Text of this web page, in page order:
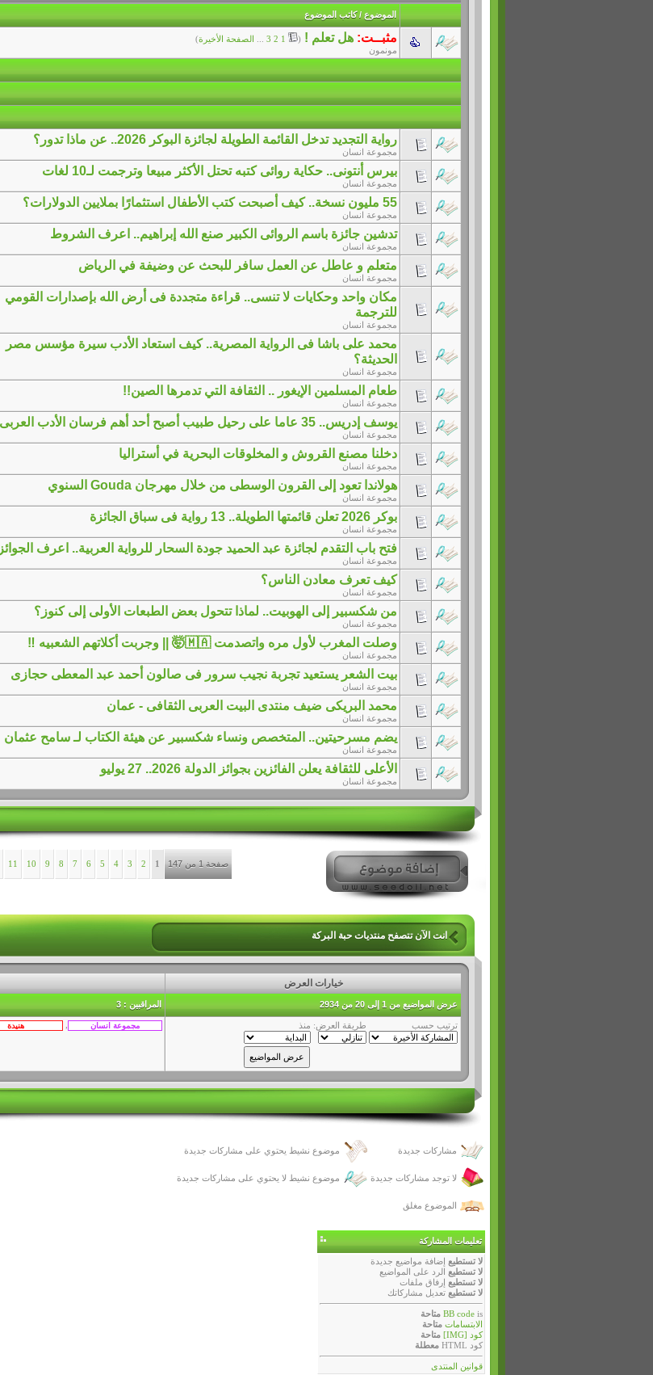
الموضوع /كاتب الموضوع
مثبــت: هل تعلم ! (
1
2
3 الصفحة الأخيرة)
مونمون
رواية التجديد تدخل القائمة الطويلة لجائزة البوكر 2026.. عن ماذا تدور؟
مجموعة انسان
بيرس أنتونى.. حكاية روائى كتبه تحتل الأكثر مبيعا وترجمت لـ10 لغات
مجموعة انسان
55 مليون نسخة.. كيف أصبحت كتب الأطفال استثمارًا بملايين الدولارات؟
مجموعة انسان
تدشين جائزة باسم الروائى الكبير صنع الله إبراهيم.. اعرف الشروط
مجموعة انسان
متعلم و عاطل عن العمل سافر للبحث عن وضيفة في الرياض
مجموعة انسان
مكان واحد وحكايات لا تنسى.. قراءة متجددة فى أرض الله بإصدارات القومي
للترجمة
مجموعة انسان
محمد على باشا فى الرواية المصرية.. كيف استعاد الأدب سيرة مؤسس مصر
الحديثة؟
مجموعة انسان
طعام المسلمين الإيغور .. الثقافة التي تدمرها الصين!!
مجموعة انسان
يوسف إدريس.. 35 عاما على رحيل طبيب أصبح أحد أهم فرسان الأدب العربى
مجموعة انسان
دخلنا مصنع القروش و المخلوقات البحرية في أستراليا
مجموعة انسان
هولاندا تعود إلى القرون الوسطى من خلال مهرجان Gouda السنوي
مجموعة انسان
بوكر 2026 تعلن قائمتها الطويلة.. 13 رواية فى سباق الجائزة
مجموعة انسان
فتح باب التقدم لجائزة عبد الحميد جودة السحار للرواية العربية.. اعرف الجوائز
مجموعة انسان
كيف تعرف معادن الناس؟
مجموعة انسان
من شكسبير إلى الهوبيت.. لماذا تتحول بعض الطبعات الأولى إلى كنوز؟
مجموعة انسان
وصلت المغرب لأول مره واتصدمت 🇲🇦🤯 || وجربت أكلاتهم الشعبيه ‼️
مجموعة انسان
بيت الشعر يستعيد تجربة نجيب سرور فى صالون أحمد عبد المعطى حجازى
مجموعة انسان
محمد البريكى ضيف منتدى البيت العربى الثقافى - عمان
مجموعة انسان
يضم مسرحيتين.. المتخصص ونساء شكسبير عن هيئة الكتاب لـ سامح عثمان
مجموعة انسان
الأعلى للثقافة يعلن الفائزين بجوائز الدولة 2026.. 27 يوليو
مجموعة انسان
صفحة 1 من 147 1
2
3
4
5
6
7
8
9
10
11
انت الآن تتصفح منتديات حبة البركة
خيارات العرض
عرض المواضيع من 1 إلى 20 من 2934 المراقبين : 3
ترتيب حسب طريقة العرض: منذ
مشاركات جديدة موضوع نشيط يحتوي على مشاركات جديدة
لا توجد مشاركات جديدة موضوع نشيط لا يحتوي على مشاركات جديدة
الموضوع مغلق
تعليمات المشاركة
لا تستطيع إضافة مواضيع جديدة
لا تستطيع الرد على المواضيع
لا تستطيع إرفاق ملفات
لا تستطيع تعديل مشاركاتك
BB codeis
متاحة
الابتسامات متاحة
كود [IMG]
متاحة
كود HTML
معطلة
قوانين المنتدى